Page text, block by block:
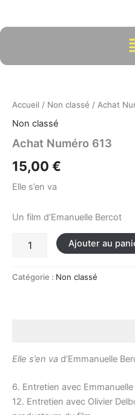
contenu
Accueil / Non classé / Achat
Non classé
Achat Numéro 613
15,00 €
Elle s’en va
Un film d’Emanuelle Bercot
Numéro
613
Ajouter au
Catégorie : Non classé
Elle s’en va d’Emmanuelle
6. Entretien avec
12. Entretien avec Olivier